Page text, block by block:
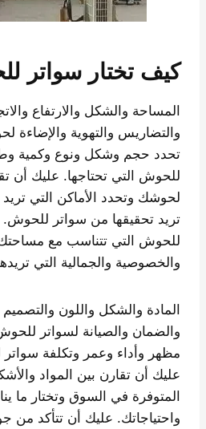
كيف تختار سواتر
المساحة والشكل والارتفاع
والتضاريس والتهوية والإضاءة
تحدد حجم وشكل ونوع وكمية
للحوش التي تحتاجها. عليك
لحوشك وتحدد الأماكن التي تريد
تريد تحقيقها من سواتر للحوش.
للحوش التي تتناسب مع
والخصوصية والجمالية التي
المادة والشكل واللون
والضمان والصيانة لسواتر
مظهر وأداء وعمر وتكلفة سواتر
عليك أن تقارن بين المواد
المتوفرة في السوق وتختار ما
واحتياجاتك. عليك أن تتأكد